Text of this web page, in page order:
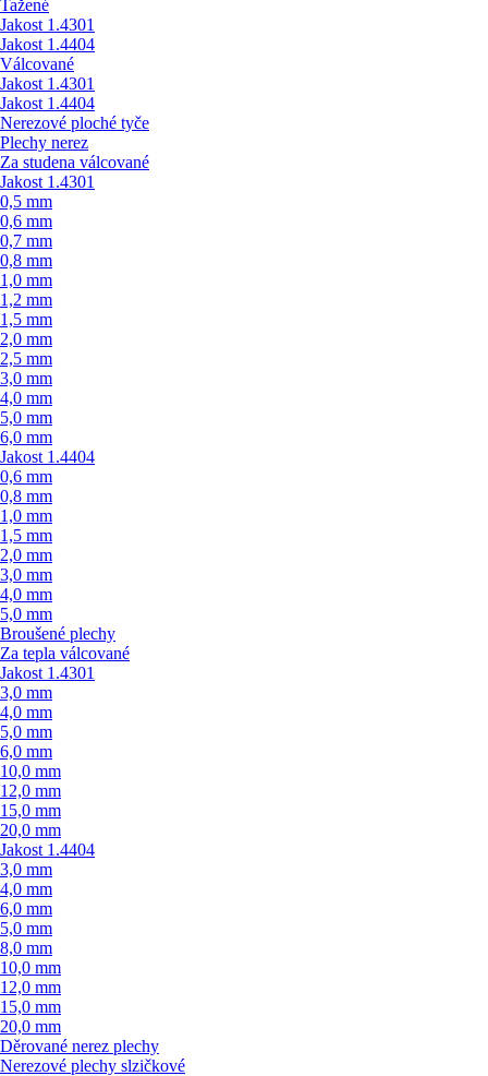
Tažené
Jakost 1.4301
Jakost 1.4404
Válcované
Jakost 1.4301
Jakost 1.4404
Nerezové ploché tyče
Plechy nerez
Za studena válcované
Jakost 1.4301
0,5 mm
0,6 mm
0,7 mm
0,8 mm
1,0 mm
1,2 mm
1,5 mm
2,0 mm
2,5 mm
3,0 mm
4,0 mm
5,0 mm
6,0 mm
Jakost 1.4404
0,6 mm
0,8 mm
1,0 mm
1,5 mm
2,0 mm
3,0 mm
4,0 mm
5,0 mm
Broušené plechy
Za tepla válcované
Jakost 1.4301
3,0 mm
4,0 mm
5,0 mm
6,0 mm
10,0 mm
12,0 mm
15,0 mm
20,0 mm
Jakost 1.4404
3,0 mm
4,0 mm
6,0 mm
5,0 mm
8,0 mm
10,0 mm
12,0 mm
15,0 mm
20,0 mm
Děrované nerez plechy
Nerezové plechy slzičkové